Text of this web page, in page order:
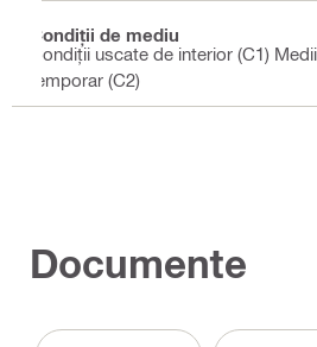
Condiţii de mediu
Condiții uscate de interior (C1)
temporar (C2)
Documente